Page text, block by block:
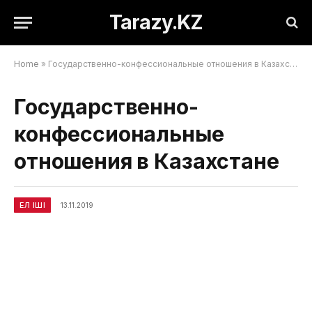
Tarazy.KZ
Home » Государственно-конфессиональные отношения в Казахстане
Государственно-
конфессиональные
отношения в Казахстане
ЕЛ ІШІ 13.11.2019